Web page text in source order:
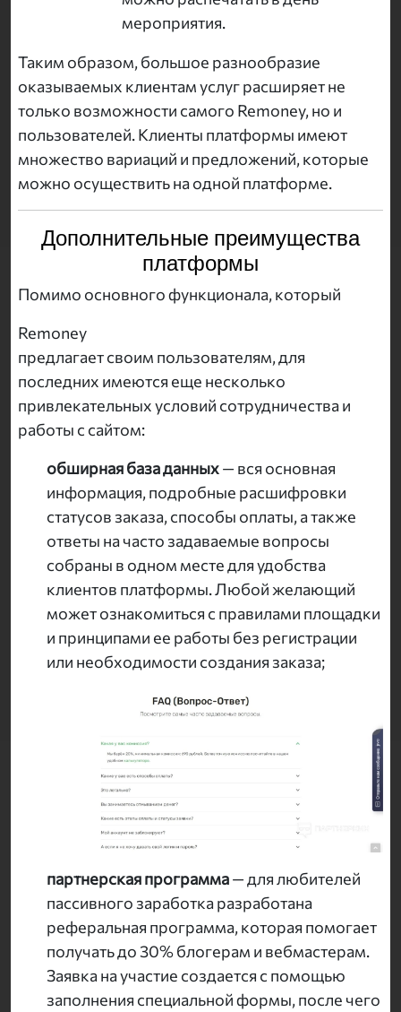
мероприятия.
Таким образом, большое разнообразие
оказываемых клиентам услуг расширяет не
только возможности самого Remoney, но и
пользователей. Клиенты платформы имеют
множество вариаций и предложений, которые
можно осуществить на одной платформе.
Дополнительные преимущества
платформы
Помимо основного функционала, который
Remoney
предлагает своим пользователям, для
последних имеются еще несколько
привлекательных условий сотрудничества и
работы с сайтом:
обширная база данных— вся основная
информация, подробные расшифровки
статусов заказа, способы оплаты, а также
ответы на часто задаваемые вопросы
собраны в одном месте для удобства
клиентов платформы. Любой желающий
может ознакомиться с правилами площадки
и принципами ее работы без регистрации
или необходимости создания заказа;
партнерская программа— для любителей
пассивного заработка разработана
реферальная программа, которая помогает
получать до 30% блогерам и вебмастерам.
Заявка на участие создается с помощью
заполнения специальной формы, после чего